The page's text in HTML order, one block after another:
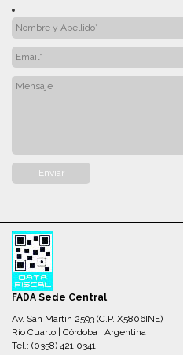
FADA Sede Central
Av. San Martín 2593 (C.P. X5806INE)
Río Cuarto | Córdoba | Argentina
Tel.: (0358) 421 0341